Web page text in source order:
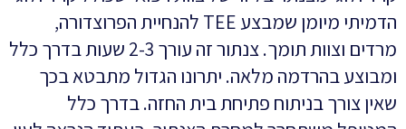
הדמיתי מיומן שמבצע TEE להנחיית הפרוצדורה,
מרדים וצוות תומך. צנתור זה עורך 2-3 שעות בדרך כלל
ומבוצע בהרדמה מלאה. יתרונו הגדול מתבטא בכך
שאין צורך בניתוח פתיחת בית החזה. בדרך כלל